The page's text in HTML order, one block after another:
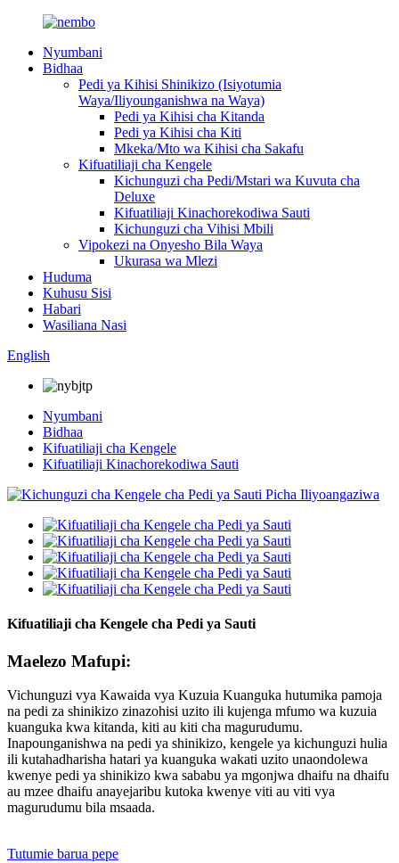
Nyumbani
Bidhaa
Pedi ya Kihisi Shinikizo (Isiyotumia
Waya/Iliyounganishwa na Waya)
Pedi ya Kihisi cha Kitanda
Pedi ya Kihisi cha Kiti
Mkeka/Mto wa Kihisi cha Sakafu
Kifuatiliaji cha Kengele
Kichunguzi cha Pedi/Mstari wa Kuvuta cha
Deluxe
Kifuatiliaji Kinachorekodiwa Sauti
Kichunguzi cha Vihisi Mbili
Vipokezi na Onyesho Bila Waya
Ukurasa wa Mlezi
Huduma
Kuhusu Sisi
Habari
Wasiliana Nasi
English
Nyumbani
Bidhaa
Kifuatiliaji cha Kengele
Kifuatiliaji Kinachorekodiwa Sauti
Kifuatiliaji cha Kengele cha Pedi ya Sauti
Maelezo Mafupi:
Vichunguzi vya Kawaida vya Kuzuia Kuanguka hutumika pamoja
na pedi za shinikizo zinazohisi uzito ili kujenga mfumo wa kuzuia
kuanguka kwa kitanda, kiti au kiti cha magurudumu.
Inapounganishwa na pedi ya shinikizo, kengele ya kichunguzi hulia
ili kutahadharisha hatari ya kuanguka wakati uzito unaondolewa
kwenye pedi ya shinikizo kwa sababu ya mgonjwa dhaifu na dhaifu
au mzee dhaifu anayejaribu kutoka kwenye viti au viti vya
magurudumu bila msaada.
Tutumie barua pepe